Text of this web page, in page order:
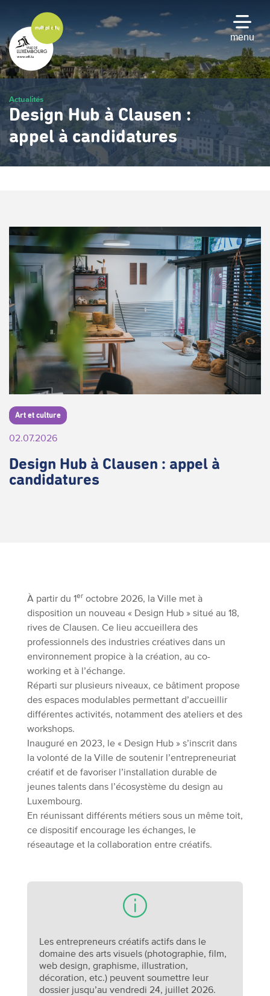
contenu
principal
menu
Actualités
Design Hub à Clausen :
appel à candidatures
Art et culture
02.07.2026
Design Hub à Clausen : appel à
candidatures
À partir du 1er octobre 2026, la Ville met à
disposition un nouveau « Design Hub » situé au 18,
rives de Clausen. Ce lieu accueillera des
professionnels des industries créatives dans un
environnement propice à la création, au co-
working et à l’échange.
Réparti sur plusieurs niveaux, ce bâtiment propose
des espaces modulables permettant d’accueillir
différentes activités, notamment des ateliers et des
workshops.
Inauguré en 2023, le « Design Hub » s’inscrit dans
la volonté de la Ville de soutenir l’entrepreneuriat
créatif et de favoriser l’installation durable de
jeunes talents dans l’écosystème du design au
Luxembourg.
En réunissant différents métiers sous un même toit,
ce dispositif encourage les échanges, le
réseautage et la collaboration entre créatifs.
Les entrepreneurs créatifs actifs dans le
domaine des arts visuels (photographie, film,
web design, graphisme, illustration,
décoration, etc.) peuvent soumettre leur
dossier jusqu’au vendredi 24, juillet 2026.